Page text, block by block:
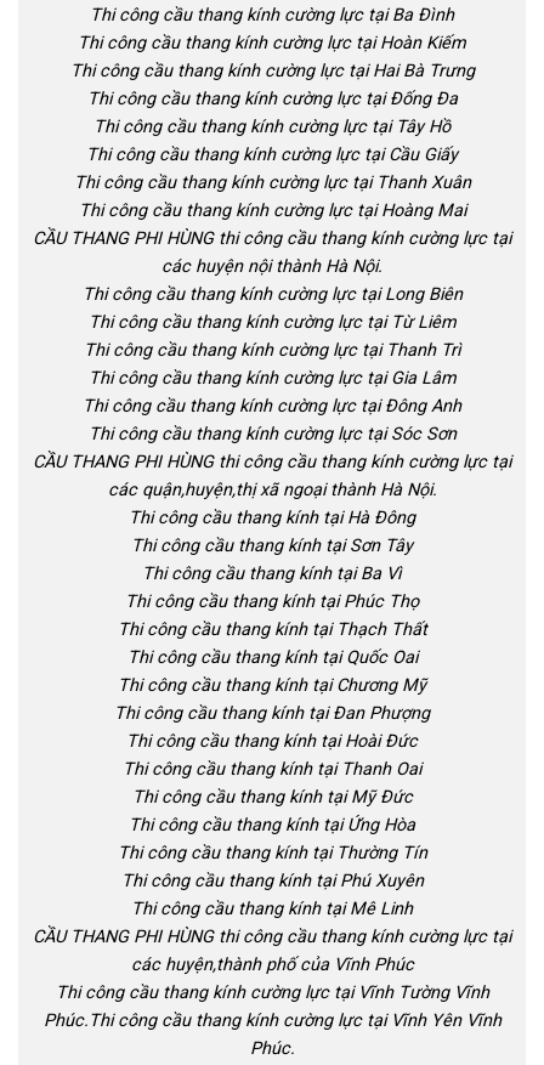
Thi công cầu thang kính cường lực tại Ba Đình
Thi công cầu thang kính cường lực tại Hoàn Kiếm
Thi công cầu thang kính cường lực tại Hai Bà Trưng
Thi công cầu thang kính cường lực tại Đống Đa
Thi công cầu thang kính cường lực tại Tây Hồ
Thi công cầu thang kính cường lực tại Cầu Giấy
Thi công cầu thang kính cường lực tại Thanh Xuân
Thi công cầu thang kính cường lực tại Hoàng Mai
CẦU THANG PHI HÙNG thi công cầu thang kính cường lực tại
các huyện nội thành Hà Nội.
Thi công cầu thang kính cường lực tại Long Biên
Thi công cầu thang kính cường lực tại Từ Liêm
Thi công cầu thang kính cường lực tại Thanh Trì
Thi công cầu thang kính cường lực tại Gia Lâm
Thi công cầu thang kính cường lực tại Đông Anh
Thi công cầu thang kính cường lực tại Sóc Sơn
CẦU THANG PHI HÙNG thi công cầu thang kính cường lực tại
các quận,huyện,thị xã ngoại thành Hà Nội.
Thi công cầu thang kính tại Hà Đông
Thi công cầu thang kính tại Sơn Tây
Thi công cầu thang kính tại Ba Vì
Thi công cầu thang kính tại Phúc Thọ
Thi công cầu thang kính tại Thạch Thất
Thi công cầu thang kính tại Quốc Oai
Thi công cầu thang kính tại Chương Mỹ
Thi công cầu thang kính tại Đan Phượng
Thi công cầu thang kính tại Hoài Đức
Thi công cầu thang kính tại Thanh Oai
Thi công cầu thang kính tại Mỹ Đức
Thi công cầu thang kính tại Ứng Hòa
Thi công cầu thang kính tại Thường Tín
Thi công cầu thang kính tại Phú Xuyên
Thi công cầu thang kính tại Mê Linh
CẦU THANG PHI HÙNG thi công cầu thang kính cường lực tại
các huyện,thành phố của Vĩnh Phúc
Thi công cầu thang kính cường lực tại Vĩnh Tường Vĩnh
Phúc.Thi công cầu thang kính cường lực tại Vĩnh Yên Vĩnh
Phúc.